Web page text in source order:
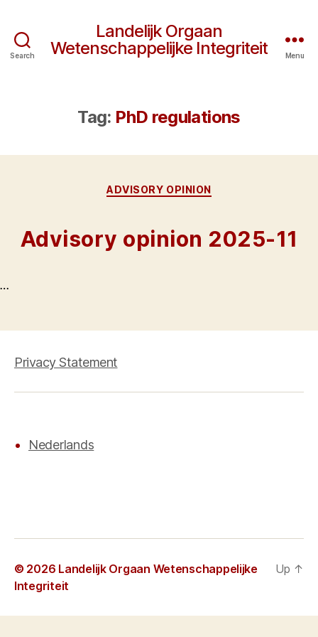
Search
Landelijk Orgaan
Wetenschappelijke Integriteit
Menu
Tag: PhD regulations
Categories
ADVISORY OPINION
Advisory opinion 2025-11
…
Privacy Statement
Nederlands
© 2026 Landelijk Orgaan Wetenschappelijke
Integriteit
Up ↑